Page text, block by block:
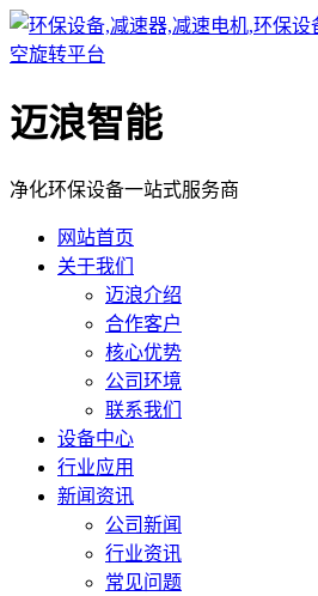
迈浪智能
净化环保设备一站式服务商
网站首页
关于我们
迈浪介绍
合作客户
核心优势
公司环境
联系我们
设备中心
行业应用
新闻资讯
公司新闻
行业资讯
常见问题